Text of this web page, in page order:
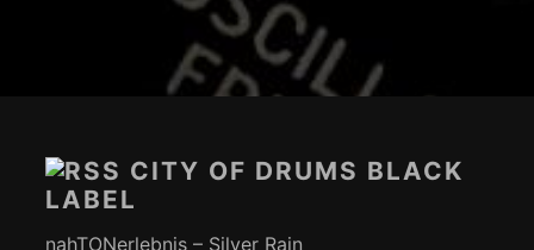
CITY OF DRUMS BLACK
LABEL
nahTONerlebnis – Silver Rain